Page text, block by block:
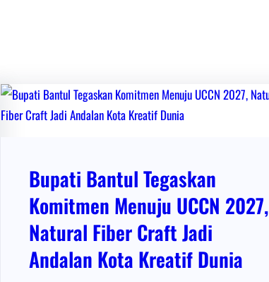
Bupati Bantul Tegaskan
Komitmen Menuju UCCN 2027,
Natural Fiber Craft Jadi
Andalan Kota Kreatif Dunia